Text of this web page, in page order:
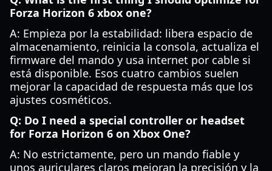
Forza Horizon 6 xbox one?
A: Empieza por la estabilidad: libera espacio de
almacenamiento, reinicia la consola, actualiza el
firmware del mando y usa internet por cable si
está disponible. Esos cuatro cambios suelen
mejorar la capacidad de respuesta más que los
ajustes cosméticos.
Q: Do I need a special controller or headset
for Forza Horizon 6 on Xbox One?
A: No estrictamente, pero un mando fiable y
unos auriculares claros mejoran la precisión y la